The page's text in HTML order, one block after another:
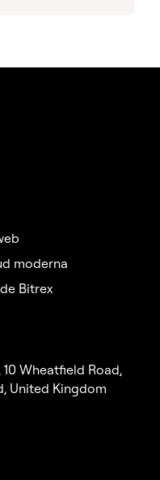
Wheatfield Road,
United Kingdom
moderna
Bitrex